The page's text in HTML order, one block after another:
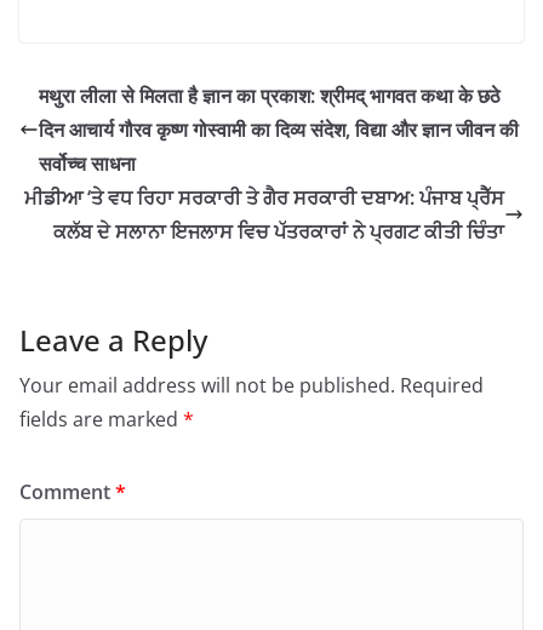
मथुरा लीला से मिलता है ज्ञान का प्रकाश: श्रीमद् भागवत कथा के छठे
दिन आचार्य गौरव कृष्ण गोस्वामी का दिव्य संदेश, विद्या और ज्ञान जीवन की
सर्वोच्च साधना
ਮੀਡੀਆ ‘ਤੇ ਵਧ ਰਿਹਾ ਸਰਕਾਰੀ ਤੇ ਗੈਰ ਸਰਕਾਰੀ ਦਬਾਅ: ਪੰਜਾਬ ਪ੍ਰੈੱਸ
ਕਲੱਬ ਦੇ ਸਲਾਨਾ ਇਜਲਾਸ ਵਿਚ ਪੱਤਰਕਾਰਾਂ ਨੇ ਪ੍ਰਗਟ ਕੀਤੀ ਚਿੰਤਾ
Leave a Reply
Your email address will not be published. Required
fields are marked *
Comment*